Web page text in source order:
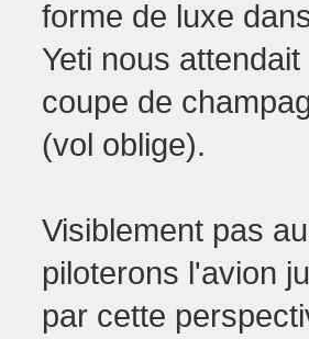
forme de luxe
Yeti nous
coupe de
(vol oblige).
Visiblement pas
piloterons l'avion
par cette